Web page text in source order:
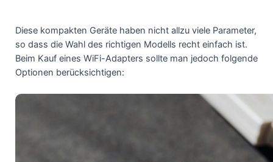
Diese kompakten Geräte haben nicht allzu viele Parameter,
so dass die Wahl des richtigen Modells recht einfach ist.
Beim Kauf eines WiFi-Adapters sollte man jedoch folgende
Optionen berücksichtigen: